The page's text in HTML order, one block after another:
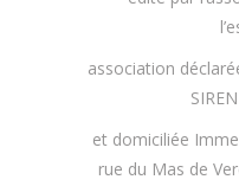
association
et domiciliée
rue du Mas de